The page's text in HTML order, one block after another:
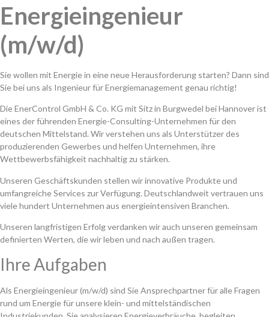
Energieingenieur
(m/w/d)
Sie wollen mit Energie in eine neue Herausforderung starten? Dann sind
Sie bei uns als Ingenieur für Energiemanagement genau richtig!
Die EnerControl GmbH & Co. KG mit Sitz in Burgwedel bei Hannover ist
eines der führenden Energie-Consulting-Unternehmen für den
deutschen Mittelstand. Wir verstehen uns als Unterstützer des
produzierenden Gewerbes und helfen Unternehmen, ihre
Wettbewerbsfähigkeit nachhaltig zu stärken.
Unseren Geschäftskunden stellen wir innovative Produkte und
umfangreiche Services zur Verfügung. Deutschlandweit vertrauen uns
viele hundert Unternehmen aus energieintensiven Branchen.
Unseren langfristigen Erfolg verdanken wir auch unseren gemeinsam
definierten Werten, die wir leben und nach außen tragen.
Ihre Aufgaben
Als Energieingenieur (m/w/d) sind Sie Ansprechpartner für alle Fragen
rund um Energie für unsere klein- und mittelständischen